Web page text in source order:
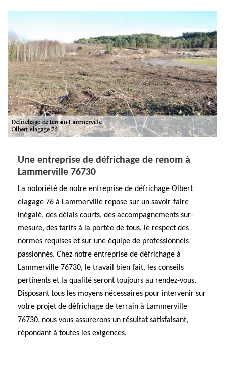
Une entreprise de défrichage de renom à
Lammerville 76730
La notoriété de notre entreprise de défrichage Olbert
elagage 76 à Lammerville repose sur un savoir-faire
inégalé, des délais courts, des accompagnements sur-
mesure, des tarifs à la portée de tous, le respect des
normes requises et sur une équipe de professionnels
passionnés. Chez notre entreprise de défrichage à
Lammerville 76730, le travail bien fait, les conseils
pertinents et la qualité seront toujours au rendez-vous.
Disposant tous les moyens nécessaires pour intervenir sur
votre projet de défrichage de terrain à Lammerville
76730, nous vous assurerons un résultat satisfaisant,
répondant à toutes les exigences.